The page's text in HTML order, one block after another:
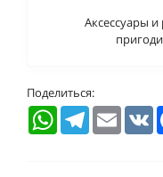
Аксессуары
Поделиться:
WhatsAppTelegramEmail